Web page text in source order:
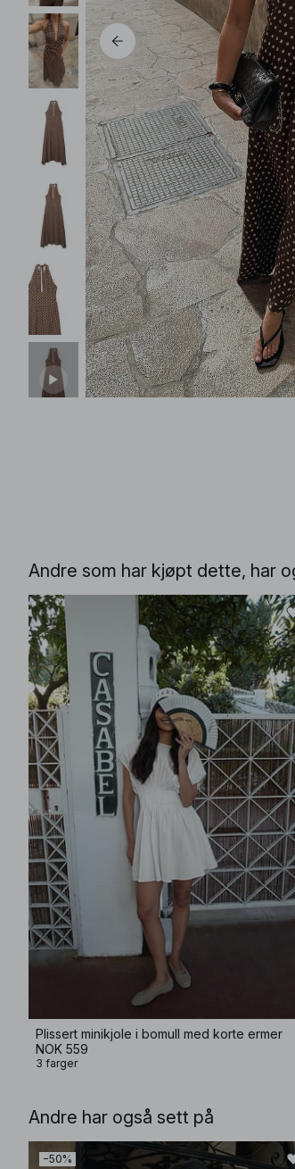
Andre som har kjøpt dette, har
Plissert minikjole i bomull med korte ermer
NOK 559
3 farger
Andre har også sett på
−50%